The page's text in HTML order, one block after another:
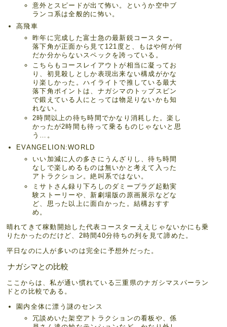
意外とスピードが出て怖い。というか空中ブ
ランコ系は全般的に怖い。
高飛車
昨年に完成した富士急の最新鋭コースター。
落下角が正面から見て121度と、もはや何が何
だか分からないスペックを誇っている。
こちらもコースレイアウトが相当に凝ってお
り、初見殺しとしか表現出来ない構成がかな
り楽しかった。ハイライトで推している最大
落下角ポイントは、ナガシマのトップスピン
で鍛えている人にとっては物足りないかも知
れない。
2時間以上の待ち時間でかなり消耗した。楽し
かったが2時間も待って乗るものじゃないと思
う…。
EVANGELION:WORLD
いい加減に人の多さにうんざりし、待ち時間
なしで楽しめるものは無いかと考えて入った
アトラクション。絶叫系ではない。
ミサトさん録り下ろしのダミープラグ起動実
験ストーリーや、新劇場版の原画展示などな
ど、思った以上に面白かった。結構おすす
め。
晴れてきて稼動開始した代表コースターええじゃないかにも乗
りたかったのだけど、2時間40分待ちの列を見て諦めた。
平日なのに人が多いのは完全に予想外だった。
ナガシマとの比較
ここからは、私が通い慣れている三重県のナガシマスパーラン
ドとの比較である。
園内全体に漂う謎のセンス
冗談めいた架空アトラクションの看板や、係